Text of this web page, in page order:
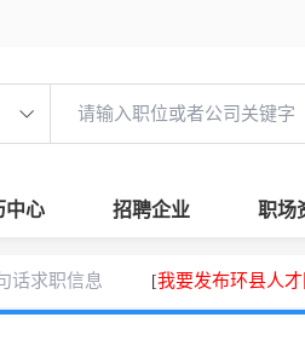
中心 招聘企业 职场
话求职信息 [我要发布环县人